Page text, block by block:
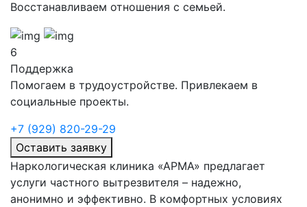
Восстанавливаем отношения с семьей.
6
Поддержка
Помогаем в трудоустройстве. Привлекаем в
социальные проекты.
+7 (929) 820-29-29
Оставить заявку
Наркологическая клиника «АРМА» предлагает
услуги частного вытрезвителя – надежно,
анонимно и эффективно. В комфортных условиях